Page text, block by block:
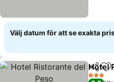
Välj datum för att se exakta
Dela
Hotel
3 Stjärnor